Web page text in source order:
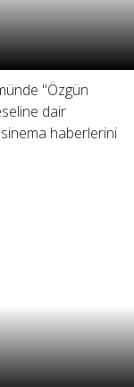
"Özgün
dair
haberlerini